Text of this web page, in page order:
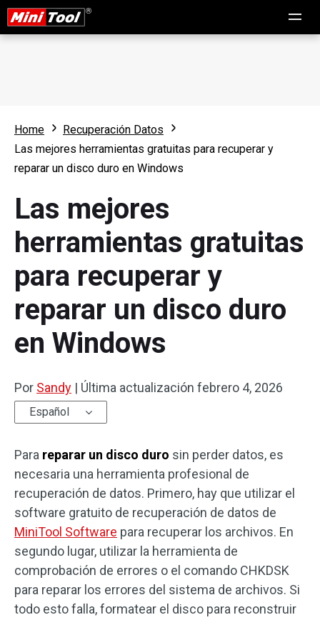
Home
Recuperación Datos
Las mejores herramientas gratuitas para recuperar y
reparar un disco duro en Windows
Las mejores
herramientas gratuitas
para recuperar y
reparar un disco duro
en Windows
Por Sandy | Última actualización febrero 4, 2026
Español
Para reparar un disco duro sin perder datos, es
necesaria una herramienta profesional de
recuperación de datos. Primero, hay que utilizar el
software gratuito de recuperación de datos de
MiniTool Software para recuperar los archivos. En
segundo lugar, utilizar la herramienta de
comprobación de errores o el comando CHKDSK
para reparar los errores del sistema de archivos. Si
todo esto falla, formatear el disco para reconstruir